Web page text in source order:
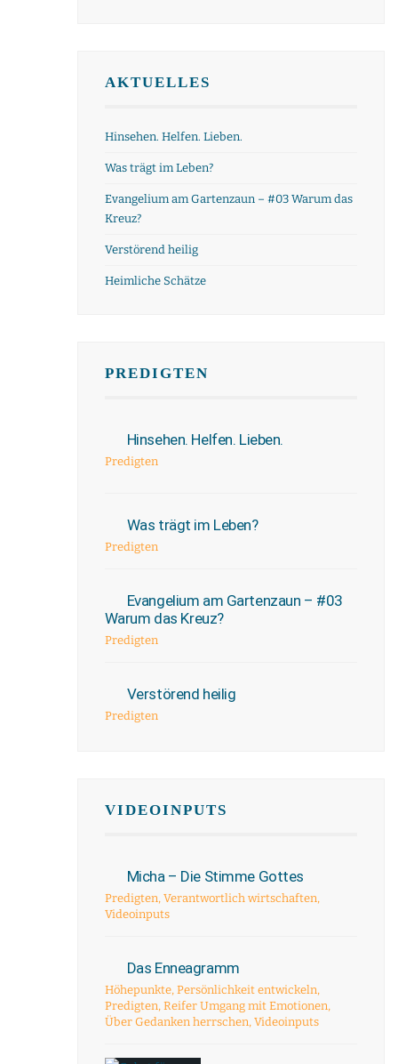
AKTUELLES
Hinsehen. Helfen. Lieben.
Was trägt im Leben?
Evangelium am Gartenzaun – #03 Warum das
Kreuz?
Verstörend heilig
Heimliche Schätze
PREDIGTEN
Hinsehen. Helfen. Lieben.
Predigten
Was trägt im Leben?
Predigten
Evangelium am Gartenzaun – #03
Warum das Kreuz?
Predigten
Verstörend heilig
Predigten
VIDEOINPUTS
Micha – Die Stimme Gottes
Predigten, Verantwortlich wirtschaften,
Videoinputs
Das Enneagramm
Höhepunkte, Persönlichkeit entwickeln,
Predigten, Reifer Umgang mit Emotionen,
Über Gedanken herrschen, Videoinputs